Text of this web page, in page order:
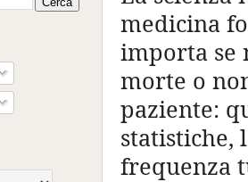
medicina
importa se
morte o
paziente:
statistiche,
frequenza